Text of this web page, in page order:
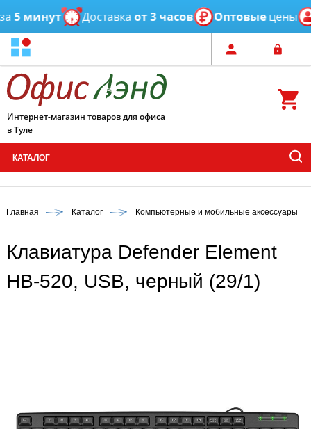
5 минут Доставкаот 3 часов Оптовыецены
Интернет-магазин товаров для офиса
в Туле
КАТАЛОГ
Главная Каталог Компьютерные и мобильные аксессуары
Клавиатура Defender Element
HB-520, USB, черный (29/1)